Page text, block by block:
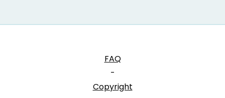
FAQ
-
Copyright